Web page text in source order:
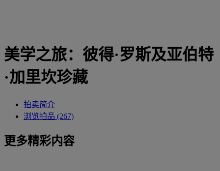
美学之旅：彼得·罗斯及亚伯特
·加里坎珍藏
拍卖简介
浏览拍品 (267)
更多精彩内容